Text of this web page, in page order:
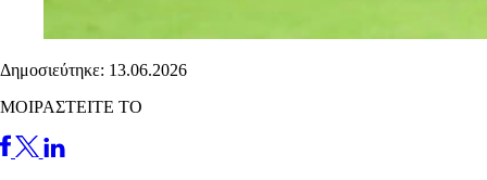
Δημοσιεύτηκε: 13.06.2026
ΜΟΙΡΑΣΤΕΙΤΕ ΤΟ